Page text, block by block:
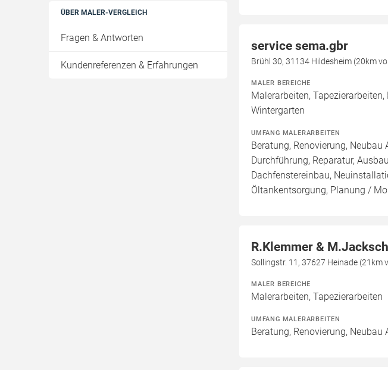
ÜBER MALER-VERGLEICH
Fragen & Antworten
Kundenreferenzen & Erfahrungen
service sema.gbr
Brühl 30, 31134 Hildesheim (20km
MALER BEREICHE
Malerarbeiten,
Wintergarten
UMFANG MALERARBEITEN
Beratung, Renovierung,
Durchführung, Reparatur,
Dachfenstereinbau,
Öltankentsorgung, Planung /
R.Klemmer &
Sollingstr. 11, 37627 Heinade (21km
MALER BEREICHE
Malerarbeiten, Tapezierarbeiten
UMFANG MALERARBEITEN
Beratung, Renovierung, Neubau